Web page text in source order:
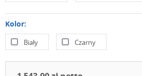
Kolor:
Biały Czarny